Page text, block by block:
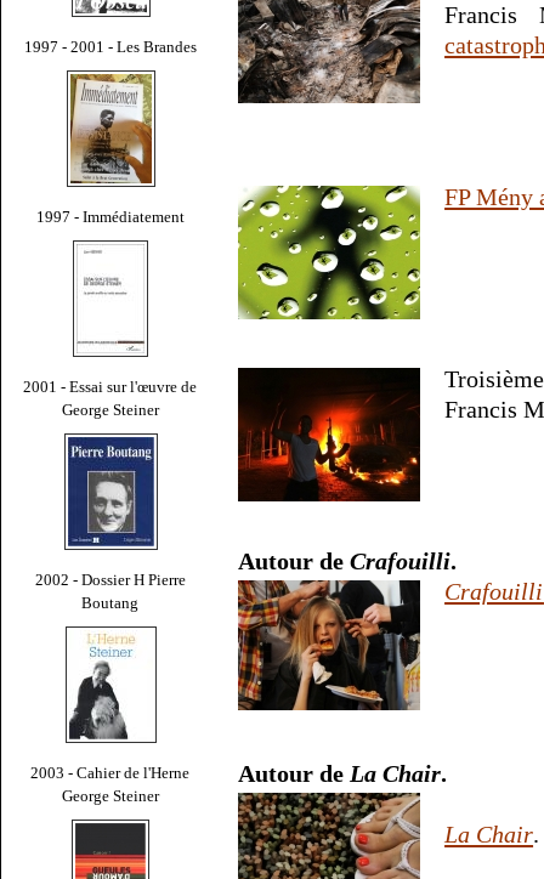
1997 - 2001 - Les Brandes
1997 - Immédiatement
2001 - Essai sur l'œuvre de
George Steiner
2002 - Dossier H Pierre
Boutang
2003 - Cahier de l'Herne
George Steiner
FP Mény
Francis
Autour de Crafouilli.
Crafouilli
Autour de La Chair.
La Chair.